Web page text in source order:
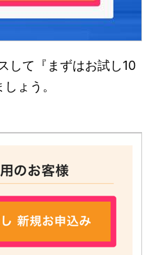
して『まずはお試し10
ょう。